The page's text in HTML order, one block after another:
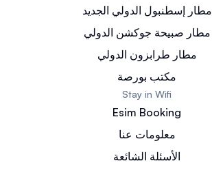
مطار إسطنبول الدولي الجديد
مطار صبيحة جوكشن الدولي
مطار طرابزون الدولي
مكتب بورصة
Stay in Wifi
Esim Booking
معلومات عنا
الأسئلة الشائعة